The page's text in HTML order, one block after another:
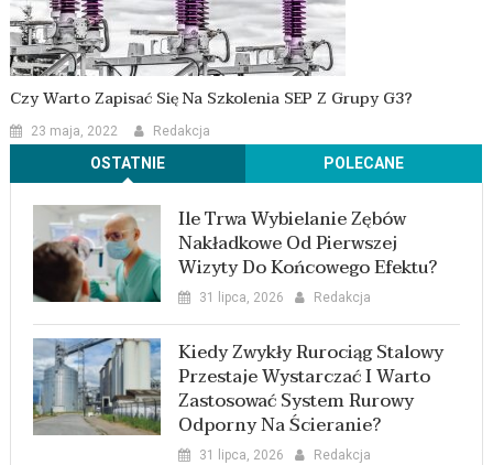
Czy Warto Zapisać Się Na Szkolenia SEP Z Grupy G3?
23 maja, 2022 Redakcja
OSTATNIE POLECANE
Ile Trwa Wybielanie Zębów
Nakładkowe Od Pierwszej
Wizyty Do Końcowego Efektu?
31 lipca, 2026 Redakcja
Kiedy Zwykły Rurociąg Stalowy
Przestaje Wystarczać I Warto
Zastosować System Rurowy
Odporny Na Ścieranie?
31 lipca, 2026 Redakcja